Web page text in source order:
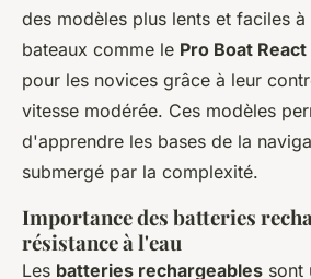
des modèles plus lents et faciles
bateaux comme le Pro Boat React
pour les novices grâce à leur
vitesse modérée. Ces modèles
d'apprendre les bases de la
submergé par la complexité.
Importance des batteries
résistance à l'eau
Les batteries rechargeables sont